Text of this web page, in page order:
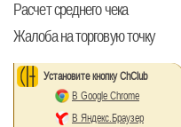
Расчет среднего чека
Жалоба на торговую точку
Установите кнопку ChClub
В Google Chrome
В Яндекс.Браузер